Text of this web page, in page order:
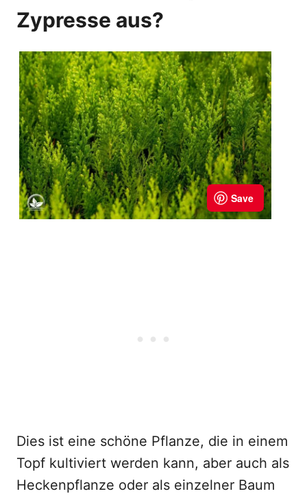
Zypresse aus?
Dies ist eine schöne Pflanze, die in einem
Topf kultiviert werden kann, aber auch als
Heckenpflanze oder als einzelner Baum